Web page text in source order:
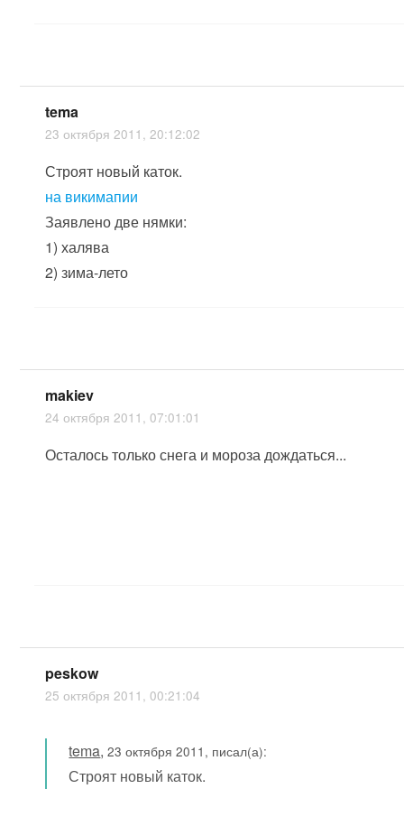
tema
23 октября 2011, 20:12:02
Строят новый каток.
на викимапии
Заявлено две нямки:
1) халява
2) зима-лето
makiev
24 октября 2011, 07:01:01
Осталось только снега и мороза дождаться...
peskow
25 октября 2011, 00:21:04
tema,23 октября 2011, писал(а):
Строят новый каток.